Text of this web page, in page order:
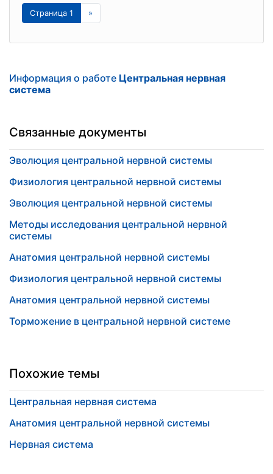
Страница 1 »
Информация о работе Центральная нервная
система
Связанные документы
Эволюция центральной нервной системы
Физиология центральной нервной системы
Эволюция центральной нервной системы
Методы исследования центральной нервной
системы
Анатомия центральной нервной системы
Физиология центральной нервной системы
Анатомия центральной нервной системы
Торможение в центральной нервной системе
Похожие темы
Центральная нервная система
Анатомия центральной нервной системы
Нервная система